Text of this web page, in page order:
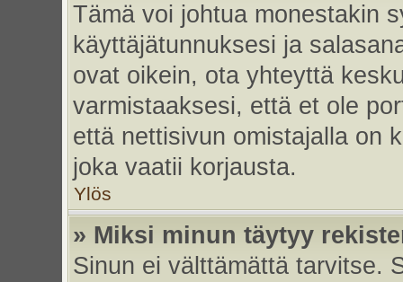
Tämä voi johtua monestakin
käyttäjätunnuksesi ja
ovat oikein, ota yhteyttä
varmistaaksesi, että et ole
että nettisivun omistajalla on
joka vaatii korjausta.
Ylös
» Miksi minun täytyy
Sinun ei välttämättä tarvitse.